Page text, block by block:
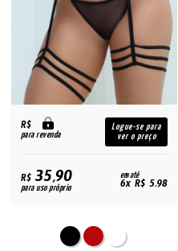
R$
para revenda
Logue-se para
ver o preço
R$35,90
para uso próprio
em até
6x R$ 5,98